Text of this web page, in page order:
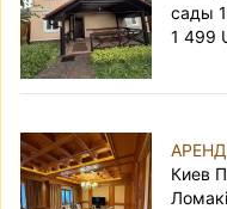
сады
1 499
Киев